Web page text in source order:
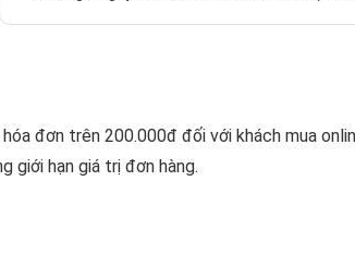
đơn trên 200.000đ đối với khách mua
giới hạn giá trị đơn hàng.